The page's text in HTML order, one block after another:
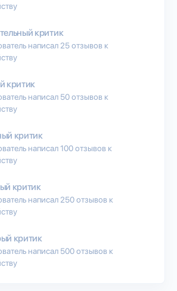
критик
написал 25 отзывов к
критик
написал 50 отзывов к
критик
написал 100 отзывов к
критик
написал 250 отзывов к
критик
написал 500 отзывов к